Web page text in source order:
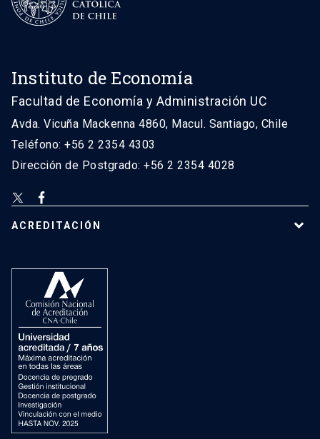
Instituto de Economía
Facultad de Economía y Administración UC
Avda. Vicuña Mackenna 4860, Macul. Santiago, Chile
Teléfono: +56 2 2354 4303
Dirección de Postgrado: +56 2 2354 4028
ACREDITACIÓN